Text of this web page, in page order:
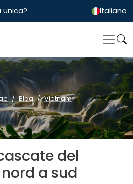
unica? Italiano
Blog Vietnam
del
a sud